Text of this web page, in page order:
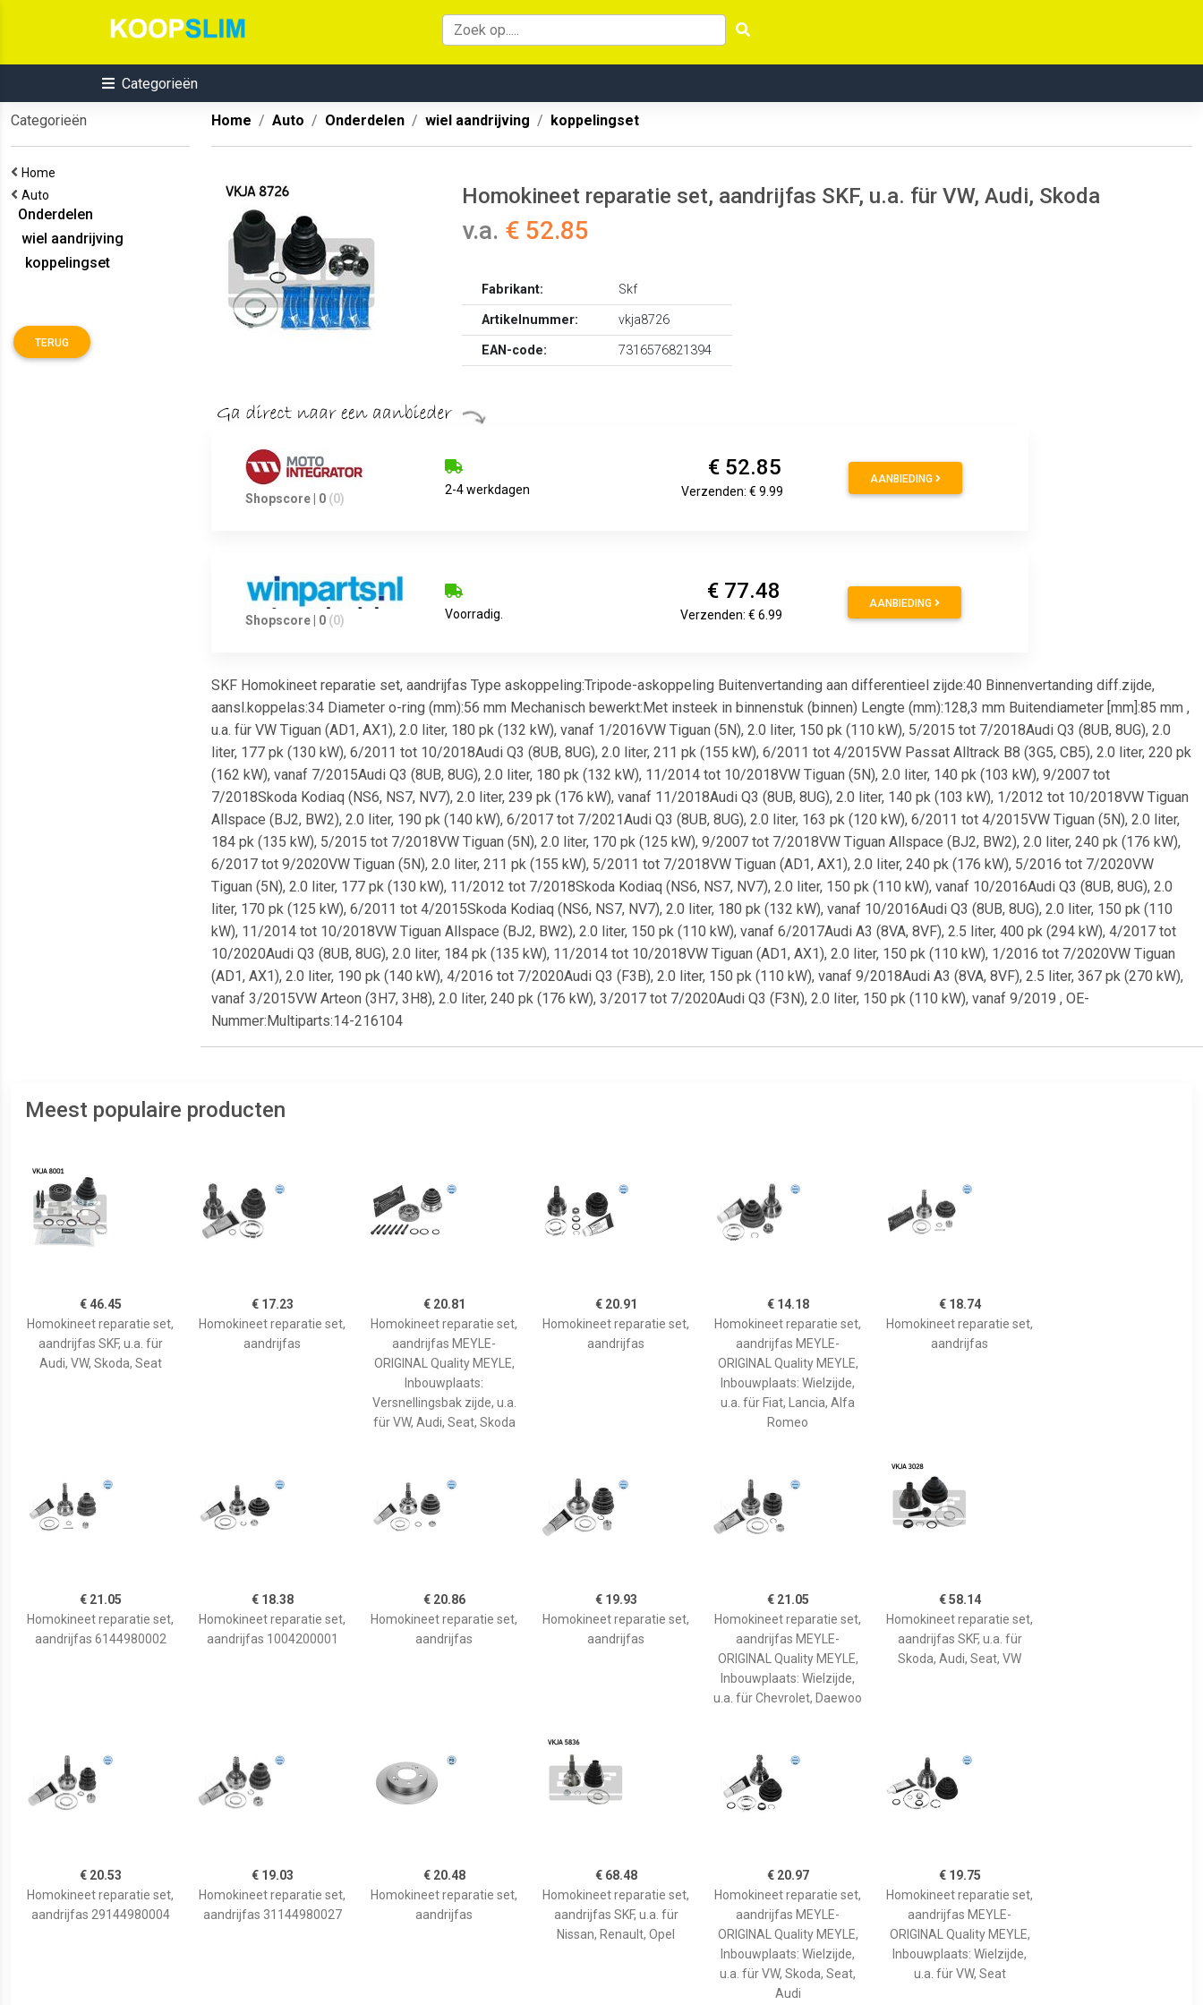
Categorieën
Categorieën
Home
Auto
Onderdelen
wiel aandrijving
koppelingset
TERUG
Home Auto Onderdelen wiel aandrijving koppelingset
Homokineet reparatie set, aandrijfas SKF, u.a. für VW, Audi, Skoda
v.a. € 52.85
Fabrikant:
Skf
Artikelnummer:
vkja8726
EAN-code:
7316576821394
Shopscore | 0 (0)
2-4 werkdagen
€ 52.85
Verzenden: € 9.99
AANBIEDING
Shopscore | 0 (0) Voorradig.
€ 77.48
Verzenden: € 6.99
AANBIEDING
SKF Homokineet reparatie set, aandrijfas Type askoppeling:Tripode-askoppeling Buitenvertanding aan differentieel zijde:40 Binnenvertanding diff.zijde,
aansl.koppelas:34 Diameter o-ring (mm):56 mm Mechanisch bewerkt:Met insteek in binnenstuk (binnen) Lengte (mm):128,3 mm Buitendiameter [mm]:85 mm ,
u.a. für VW Tiguan (AD1, AX1), 2.0 liter, 180 pk (132 kW), vanaf 1/2016VW Tiguan (5N), 2.0 liter, 150 pk (110 kW), 5/2015 tot 7/2018Audi Q3 (8UB, 8UG), 2.0
liter, 177 pk (130 kW), 6/2011 tot 10/2018Audi Q3 (8UB, 8UG), 2.0 liter, 211 pk (155 kW), 6/2011 tot 4/2015VW Passat Alltrack B8 (3G5, CB5), 2.0 liter, 220 pk
(162 kW), vanaf 7/2015Audi Q3 (8UB, 8UG), 2.0 liter, 180 pk (132 kW), 11/2014 tot 10/2018VW Tiguan (5N), 2.0 liter, 140 pk (103 kW), 9/2007 tot
7/2018Skoda Kodiaq (NS6, NS7, NV7), 2.0 liter, 239 pk (176 kW), vanaf 11/2018Audi Q3 (8UB, 8UG), 2.0 liter, 140 pk (103 kW), 1/2012 tot 10/2018VW Tiguan
Allspace (BJ2, BW2), 2.0 liter, 190 pk (140 kW), 6/2017 tot 7/2021Audi Q3 (8UB, 8UG), 2.0 liter, 163 pk (120 kW), 6/2011 tot 4/2015VW Tiguan (5N), 2.0 liter,
184 pk (135 kW), 5/2015 tot 7/2018VW Tiguan (5N), 2.0 liter, 170 pk (125 kW), 9/2007 tot 7/2018VW Tiguan Allspace (BJ2, BW2), 2.0 liter, 240 pk (176 kW),
6/2017 tot 9/2020VW Tiguan (5N), 2.0 liter, 211 pk (155 kW), 5/2011 tot 7/2018VW Tiguan (AD1, AX1), 2.0 liter, 240 pk (176 kW), 5/2016 tot 7/2020VW
Tiguan (5N), 2.0 liter, 177 pk (130 kW), 11/2012 tot 7/2018Skoda Kodiaq (NS6, NS7, NV7), 2.0 liter, 150 pk (110 kW), vanaf 10/2016Audi Q3 (8UB, 8UG), 2.0
liter, 170 pk (125 kW), 6/2011 tot 4/2015Skoda Kodiaq (NS6, NS7, NV7), 2.0 liter, 180 pk (132 kW), vanaf 10/2016Audi Q3 (8UB, 8UG), 2.0 liter, 150 pk (110
kW), 11/2014 tot 10/2018VW Tiguan Allspace (BJ2, BW2), 2.0 liter, 150 pk (110 kW), vanaf 6/2017Audi A3 (8VA, 8VF), 2.5 liter, 400 pk (294 kW), 4/2017 tot
10/2020Audi Q3 (8UB, 8UG), 2.0 liter, 184 pk (135 kW), 11/2014 tot 10/2018VW Tiguan (AD1, AX1), 2.0 liter, 150 pk (110 kW), 1/2016 tot 7/2020VW Tiguan
(AD1, AX1), 2.0 liter, 190 pk (140 kW), 4/2016 tot 7/2020Audi Q3 (F3B), 2.0 liter, 150 pk (110 kW), vanaf 9/2018Audi A3 (8VA, 8VF), 2.5 liter, 367 pk (270 kW),
vanaf 3/2015VW Arteon (3H7, 3H8), 2.0 liter, 240 pk (176 kW), 3/2017 tot 7/2020Audi Q3 (F3N), 2.0 liter, 150 pk (110 kW), vanaf 9/2019 , OE-
Nummer:Multiparts:14-216104
Meest populaire producten
€ 46.45
Homokineet reparatie set,
aandrijfas SKF, u.a. für
Audi, VW, Skoda, Seat
€ 17.23
Homokineet reparatie set,
aandrijfas
€ 20.81
Homokineet reparatie set,
aandrijfas MEYLE-
ORIGINAL Quality MEYLE,
Inbouwplaats:
Versnellingsbak zijde, u.a.
für VW, Audi, Seat, Skoda
€ 20.91
Homokineet reparatie set,
aandrijfas
€ 14.18
Homokineet reparatie set,
aandrijfas MEYLE-
ORIGINAL Quality MEYLE,
Inbouwplaats: Wielzijde,
u.a. für Fiat, Lancia, Alfa
Romeo
€ 18.74
Homokineet reparatie set,
aandrijfas
€ 21.05
Homokineet reparatie set,
aandrijfas 6144980002
€ 18.38
Homokineet reparatie set,
aandrijfas 1004200001
€ 20.86
Homokineet reparatie set,
aandrijfas
€ 19.93
Homokineet reparatie set,
aandrijfas
€ 21.05
Homokineet reparatie set,
aandrijfas MEYLE-
ORIGINAL Quality MEYLE,
Inbouwplaats: Wielzijde,
u.a. für Chevrolet, Daewoo
€ 58.14
Homokineet reparatie set,
aandrijfas SKF, u.a. für
Skoda, Audi, Seat, VW
€ 20.53
Homokineet reparatie set,
aandrijfas 29144980004
€ 19.03
Homokineet reparatie set,
aandrijfas 31144980027
€ 20.48
Homokineet reparatie set,
aandrijfas
€ 68.48
Homokineet reparatie set,
aandrijfas SKF, u.a. für
Nissan, Renault, Opel
€ 20.97
Homokineet reparatie set,
aandrijfas MEYLE-
ORIGINAL Quality MEYLE,
Inbouwplaats: Wielzijde,
u.a. für VW, Skoda, Seat,
Audi
€ 19.75
Homokineet reparatie set,
aandrijfas MEYLE-
ORIGINAL Quality MEYLE,
Inbouwplaats: Wielzijde,
u.a. für VW, Seat